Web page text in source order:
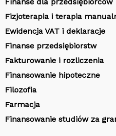
Fizjoterapia i terapia
Ewidencja VAT i deklaracje
Finanse przedsiębiorstw
Fakturowanie i rozliczenia
Finansowanie hipoteczne
Filozofia
Farmacja
Finansowanie studiów za